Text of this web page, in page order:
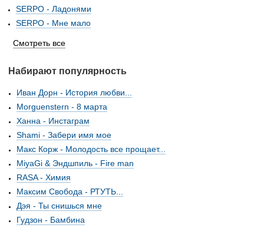
SERPO - Ладонями
SERPO - Мне мало
Смотреть все
Набирают популярность
Иван Дорн - История любви...
Morguenstern - 8 марта
Ханна - Инстаграм
Shami - Забери имя мое
Макс Корж - Молодость все прощает...
MiyaGi & Эндшпиль - Fire man
RASA - Химия
Максим Свобода - РТУТЬ...
Дэя - Ты снишься мне
Гудзон - Бамбина